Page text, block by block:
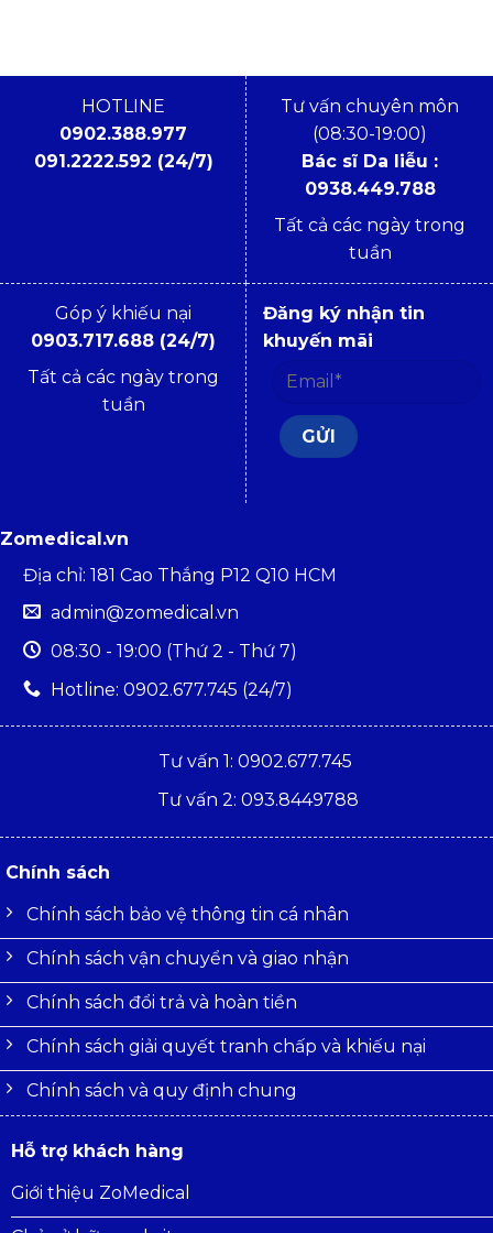
HOTLINE
0902.388.977
091.2222.592 (24/7)
Tư vấn chuyên môn
(08:30-19:00)
Bác sĩ Da liễu :
0938.449.788
Tất cả các ngày trong
tuần
Góp ý khiếu nại
0903.717.688 (24/7)
Tất cả các ngày trong
tuần
Đăng ký nhận tin
khuyến mãi
Zomedical.vn
Địa chỉ: 181 Cao Thắng P12 Q10 HCM
admin@zomedical.vn
08:30 - 19:00 (Thứ 2 - Thứ 7)
Hotline: 0902.677.745 (24/7)
Tư vấn 1: 0902.677.745
Tư vấn 2: 093.8449788
Chính sách
Chính sách bảo vệ thông tin cá nhân
Chính sách vận chuyển và giao nhận
Chính sách đổi trả và hoàn tiền
Chính sách giải quyết tranh chấp và khiếu nại
Chính sách và quy định chung
Hỗ trợ khách hàng
Giới thiệu ZoMedical